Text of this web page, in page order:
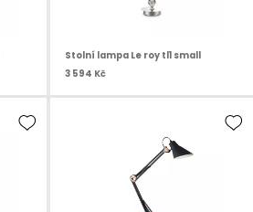
Stolní lampa Le roy tl1 small
3 594 Kč